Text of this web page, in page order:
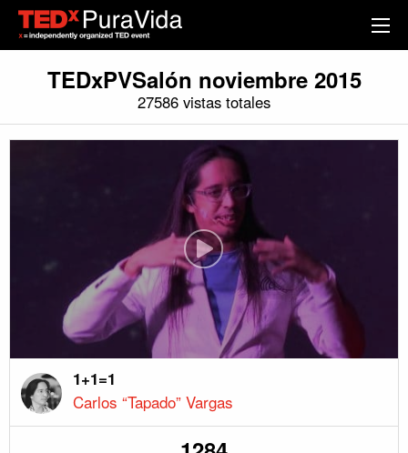
TEDxPVSalón noviembre 2015
27586 vistas totales
1+1=1
Carlos “Tapado” Vargas